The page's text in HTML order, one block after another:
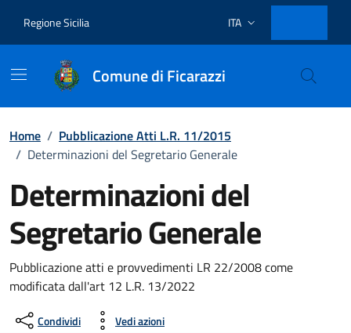
Regione Sicilia Lingua attiva:
ITA
Comune di Ficarazzi
Home / Pubblicazione Atti L.R. 11/2015
/ Determinazioni del Segretario Generale
Determinazioni del
Segretario Generale
Dettagli del documento
Pubblicazione atti e provvedimenti LR 22/2008 come
modificata dall'art 12 L.R. 13/2022
Condividi Vedi azioni